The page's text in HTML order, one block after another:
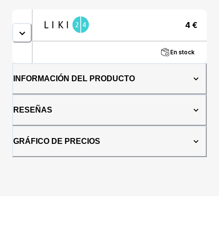
de uso: Desenrosque el tapón de rosca y
vierta el jabón en un dispensador de jabón
debajo de la abertura de la botella. Cierra el
dispensador de jabón. Vierta el jabón en
pequeña cantidad de agua, lávese y
de sodio, glicerina, cloruro de sodio,
granatum, ácido cítrico, ácido láctico,
perfume, CI 14720, CI 15985.Presentación:
4 €
En stock
INFORMACIÓN DEL PRODUCTO
RESEÑAS
GRÁFICO DE PRECIOS